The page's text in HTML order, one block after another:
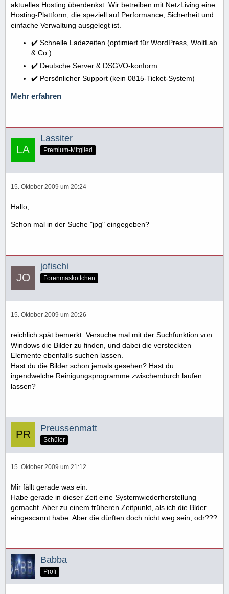
aktuelles Hosting überdenkst: Wir betreiben mit NetzLiving eine
Hosting-Plattform, die speziell auf Performance, Sicherheit und
einfache Verwaltung ausgelegt ist.
✔️ Schnelle Ladezeiten (optimiert für WordPress, WoltLab
& Co.)
✔️ Deutsche Server & DSGVO-konform
✔️ Persönlicher Support (kein 0815-Ticket-System)
Mehr erfahren
Lassiter
Premium-Mitglied
15. Oktober 2009 um 20:24
Hallo,
Schon mal in der Suche "jpg" eingegeben?
jofischi
Forenmaskottchen
15. Oktober 2009 um 20:26
reichlich spät bemerkt. Versuche mal mit der Suchfunktion von
Windows die Bilder zu finden, und dabei die versteckten
Elemente ebenfalls suchen lassen.
Hast du die Bilder schon jemals gesehen? Hast du
irgendwelche Reinigungsprogramme zwischendurch laufen
lassen?
Preussenmatt
Schüler
15. Oktober 2009 um 21:12
Mir fällt gerade was ein.
Habe gerade in dieser Zeit eine Systemwiederherstellung
gemacht. Aber zu einem früheren Zeitpunkt, als ich die Blder
eingescannt habe. Aber die dürften doch nicht weg sein, odr???
Babba
Profi